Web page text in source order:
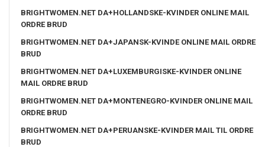
BRIGHTWOMEN.NET DA+HOLLANDSKE-KVINDER ONLINE MAIL
ORDRE BRUD
BRIGHTWOMEN.NET DA+JAPANSK-KVINDE ONLINE MAIL ORDRE
BRUD
BRIGHTWOMEN.NET DA+LUXEMBURGISKE-KVINDER ONLINE
MAIL ORDRE BRUD
BRIGHTWOMEN.NET DA+MONTENEGRO-KVINDER ONLINE MAIL
ORDRE BRUD
BRIGHTWOMEN.NET DA+PERUANSKE-KVINDER MAIL TIL ORDRE
BRUD